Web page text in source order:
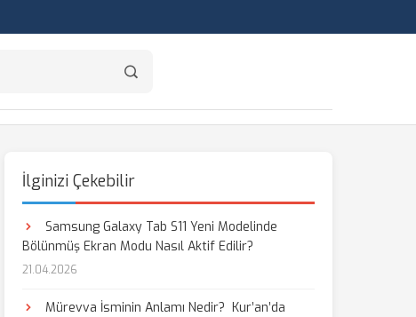
İlginizi Çekebilir
Samsung Galaxy Tab S11 Yeni Modelinde
Bölünmüş Ekran Modu Nasıl Aktif Edilir?
21.04.2026
Mürevva İsminin Anlamı Nedir? Kur’an’da